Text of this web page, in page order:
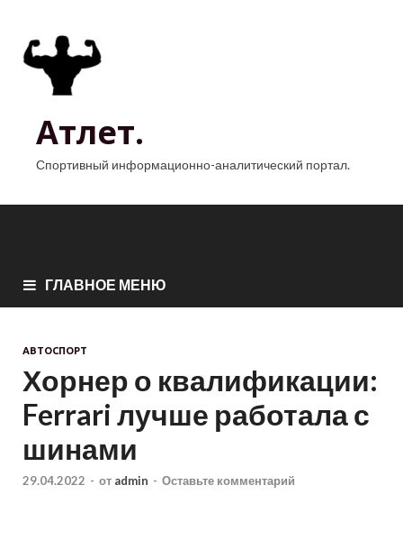
Атлет.
Спортивный информационно-аналитический портал.
ГЛАВНОЕ МЕНЮ
АВТОСПОРТ
Хорнер о квалификации:
Ferrari лучше работала с
шинами
29.04.2022 - от admin - Оставьте комментарий